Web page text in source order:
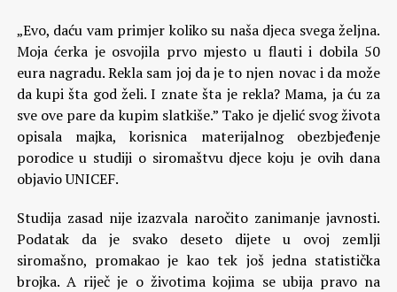
„Evo, daću vam primjer koliko su naša djeca svega željna.
Moja ćerka je osvojila prvo mjesto u flauti i dobila 50
eura nagradu. Rekla sam joj da je to njen novac i da može
da kupi šta god želi. I znate šta je rekla? Mama, ja ću za
sve ove pare da kupim slatkiše.” Tako je djelić svog života
opisala majka, korisnica materijalnog obezbjeđenje
porodice u studiji o siromaštvu djece koju je ovih dana
objavio UNICEF.
Studija zasad nije izazvala naročito zanimanje javnosti.
Podatak da je svako deseto dijete u ovoj zemlji
siromašno, promakao je kao tek još jedna statistička
brojka. A riječ je o životima kojima se ubija pravo na